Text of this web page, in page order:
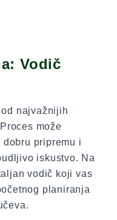
Vodič
najvažnijih
može
pripremu i
iskustvo. Na
vodič koji vas
planiranja